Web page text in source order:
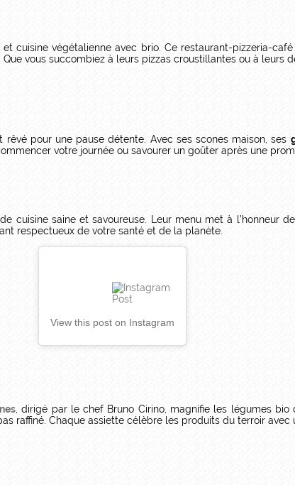
cuisine végétalienne avec brio. Ce restaurant-pizzeria-
vous succombiez à leurs pizzas croustillantes ou à leurs
rêvé pour une pause détente. Avec ses scones maison, ses
votre journée ou savourer un goûter après une
cuisine saine et savoureuse. Leur menu met à l’honneur
respectueux de votre santé et de la planète.
View this post on Instagram
, dirigé par le chef Bruno Cirino, magnifie les légumes
raffiné. Chaque assiette célèbre les produits du terroir